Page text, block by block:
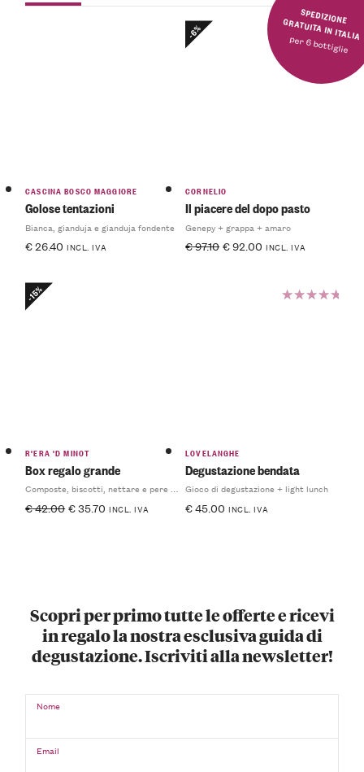
SPEDIZIONE GRATUITA IN ITALIA
per 6 bottiglie
CASCINA BOSCO MAGGIORE
Golose tentazioni
Bianca, gianduja e gianduja fondente
€26.40 INCL. IVA
-6%
CORNELIO
Il piacere del dopo pasto
Genepy + grappa + amaro
€97.10 €92.00 INCL. IVA
-15%
R'ERA 'D MINOT
Box regalo grande
Composte, biscotti, nettare e pere sciroppate
€42.00 €35.70 INCL. IVA
LOVELANGHE
Degustazione bendata
Gioco di degustazione + light lunch
€45.00 INCL. IVA
Scopri per primo tutte le offerte e ricevi
in regalo la nostra esclusiva guida di
degustazione. Iscriviti alla newsletter!
Nome
Email